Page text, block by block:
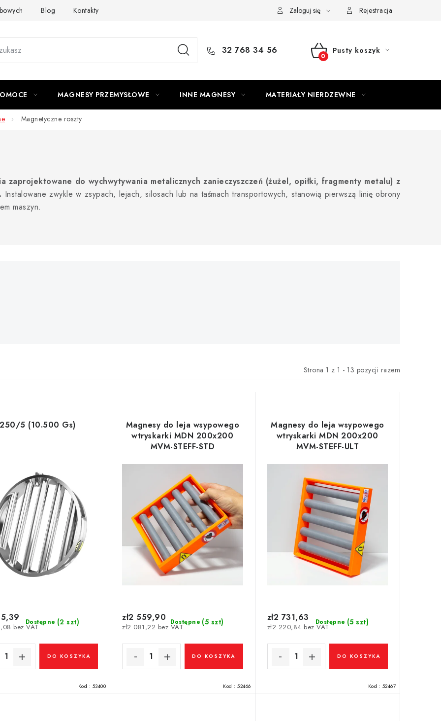
Blog Kontakty Zaloguj się Rejestracja
32 768 34 56
KOSZYK
Pusty koszyk
MAGNESY PRZEMYSŁOWE INNE MAGNESY MATERIAŁY NIERDZEWNE
Magnetyczne roszty
zaprojektowane do wychwytywania metalicznych zanieczyszczeń (żużel, opiłki, fragmenty metalu) z
Instalowane zwykle w zsypach, lejach, silosach lub na taśmach transportowych, stanowią pierwszą linię obrony
maszyn.
Strona 1 z 1 - 13 pozycji razem
250/5 (10.500 Gs)
Dostępne (2 szt)
bez VAT
DO KOSZYKA
Kod : 53400
Magnesy do leja wsypowego
wtryskarki MDN 200x200
MVM-STEFF-STD
Dostępne (5 szt)
zł2 081,22 bez VAT
zł2 559,90
DO KOSZYKA
Kod : 52466
Magnesy do leja wsypowego
wtryskarki MDN 200x200
MVM-STEFF-ULT
Dostępne (5 szt)
zł2 220,84 bez VAT
zł2 731,63
DO KOSZYKA
Kod : 52467